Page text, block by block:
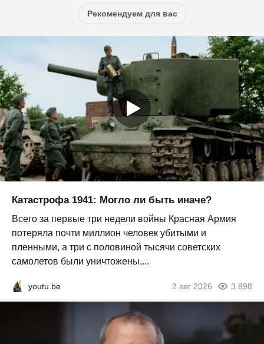
Рекомендуем для вас
Катастрофа 1941: Могло ли быть иначе?
Всего за первые три недели войны Красная Армия
потеряла почти миллион человек убитыми и
пленными, а три с половиной тысячи советских
самолетов были уничтожены,...
youtu.be 2 авг 2026 3 898